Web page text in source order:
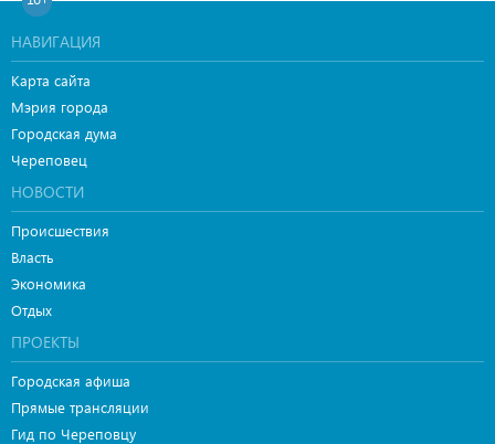
НАВИГАЦИЯ
Карта сайта
Мэрия города
Городская дума
Череповец
НОВОСТИ
Происшествия
Власть
Экономика
Отдых
ПРОЕКТЫ
Городская афиша
Прямые трансляции
Гид по Череповцу